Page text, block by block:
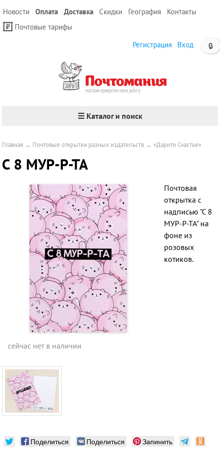
Новости Оплата Доставка Скидки География
Контакты
Почтовые тарифы
🔒
Регистрация Вход
☰ Каталог и поиск
Главная → Почтовые открытки разных издательств →«Дарите Счастье»
С 8 МУР-Р-ТА
Почтовая
открытка с
надписью "С 8
МУР-Р-ТА" на
фоне из
розовых
котиков.
сейчас нет в наличии
Поделиться Поделиться Запинить